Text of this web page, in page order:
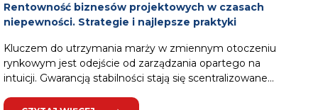
Rentowność biznesów projektowych w czasach
niepewności. Strategie i najlepsze praktyki
Kluczem do utrzymania marży w zmiennym otoczeniu
rynkowym jest odejście od zarządzania opartego na
intuicji. Gwarancją stabilności stają się scentralizowane...